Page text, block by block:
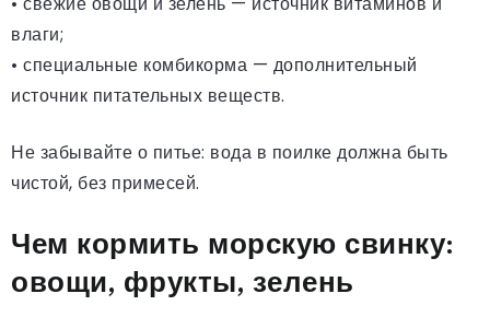
влаги;
• специальные комбикорма — дополнительный
источник питательных веществ.
Не забывайте о питье: вода в поилке должна быть
чистой, без примесей.
Чем кормить морскую свинку:
овощи, фрукты, зелень